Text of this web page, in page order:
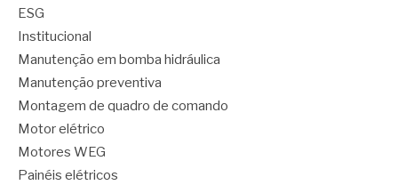
ESG
Institucional
Manutenção em bomba hidráulica
Manutenção preventiva
Montagem de quadro de comando
Motor elétrico
Motores WEG
Painéis elétricos